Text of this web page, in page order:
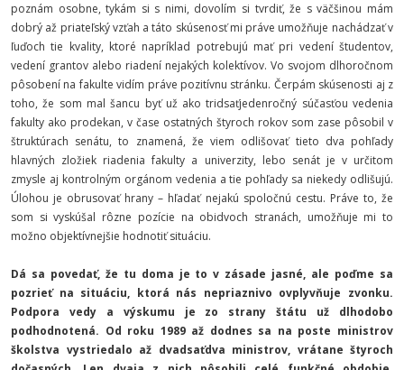
poznám osobne, tykám si s nimi, dovolím si tvrdiť, že s väčšinou mám
dobrý až priateľský vzťah a táto skúsenosť mi práve umožňuje nachádzať v
ľuďoch tie kvality, ktoré napríklad potrebujú mať pri vedení študentov,
vedení grantov alebo riadení nejakých kolektívov. Vo svojom dlhoročnom
pôsobení na fakulte vidím práve pozitívnu stránku. Čerpám skúsenosti aj z
toho, že som mal šancu byť už ako tridsaťjedenročný súčasťou vedenia
fakulty ako prodekan, v čase ostatných štyroch rokov som zase pôsobil v
štruktúrach senátu, to znamená, že viem odlišovať tieto dva pohľady
hlavných zložiek riadenia fakulty a univerzity, lebo senát je v určitom
zmysle aj kontrolným orgánom vedenia a tie pohľady sa niekedy odlišujú.
Úlohou je obrusovať hrany – hľadať nejakú spoločnú cestu. Práve to, že
som si vyskúšal rôzne pozície na obidvoch stranách, umožňuje mi to
možno objektívnejšie hodnotiť situáciu.
Dá sa povedať, že tu doma je to v zásade jasné, ale poďme sa
pozrieť na situáciu, ktorá nás nepriaznivo ovplyvňuje zvonku.
Podpora vedy a výskumu je zo strany štátu už dlhodobo
podhodnotená. Od roku 1989 až dodnes sa na poste ministrov
školstva vystriedalo až dvadsaťdva ministrov, vrátane štyroch